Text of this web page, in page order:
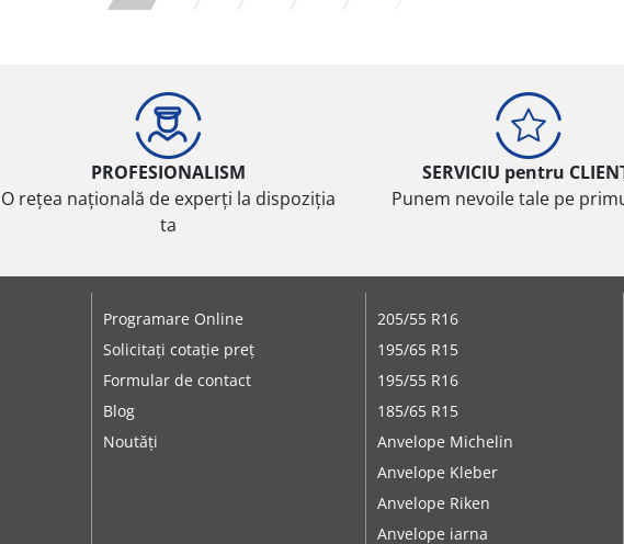
PROFESIONALISM
O rețea națională de experți la dispoziția
ta
SERVICIU pentru
Punem nevoile tale pe
Programare Online
Solicitați cotație preț
Formular de contact
Blog
Noutăți
205/55 R16
195/65 R15
195/55 R16
185/65 R15
Anvelope Michelin
Anvelope Kleber
Anvelope Riken
Anvelope iarna